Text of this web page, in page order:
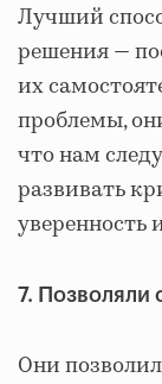
Лучший
решения —
их
проблемы,
что нам
развивать
уверенность
7. Позволяли
Они